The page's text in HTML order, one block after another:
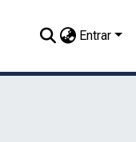
Entrar